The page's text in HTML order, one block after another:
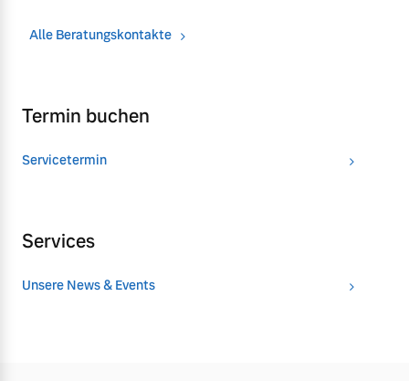
Alle Beratungskontakte
Termin buchen
Servicetermin
Services
Unsere News & Events